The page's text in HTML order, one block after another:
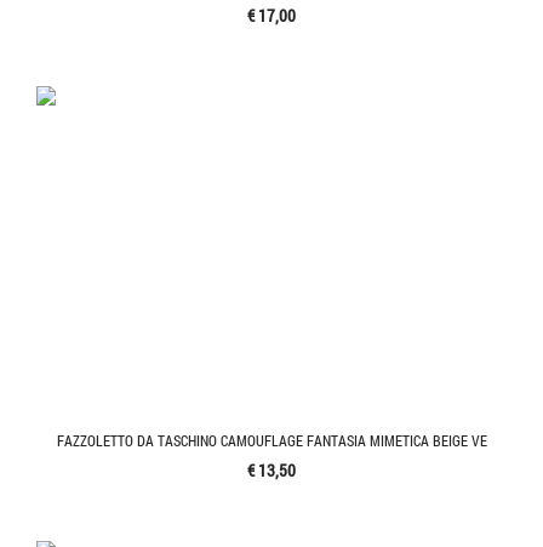
€ 17,00
FAZZOLETTO DA TASCHINO CAMOUFLAGE FANTASIA MIMETICA BEIGE VE
€ 13,50